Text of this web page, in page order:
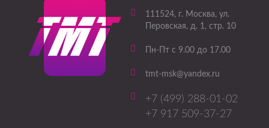
111524, г. Москва, ул.
Перовская, д. 1, стр. 10
Пн-Пт с 9.00 до 17.00
tmt-msk@yandex.ru
+7 (499) 288-01-02
+7 917 509-37-27